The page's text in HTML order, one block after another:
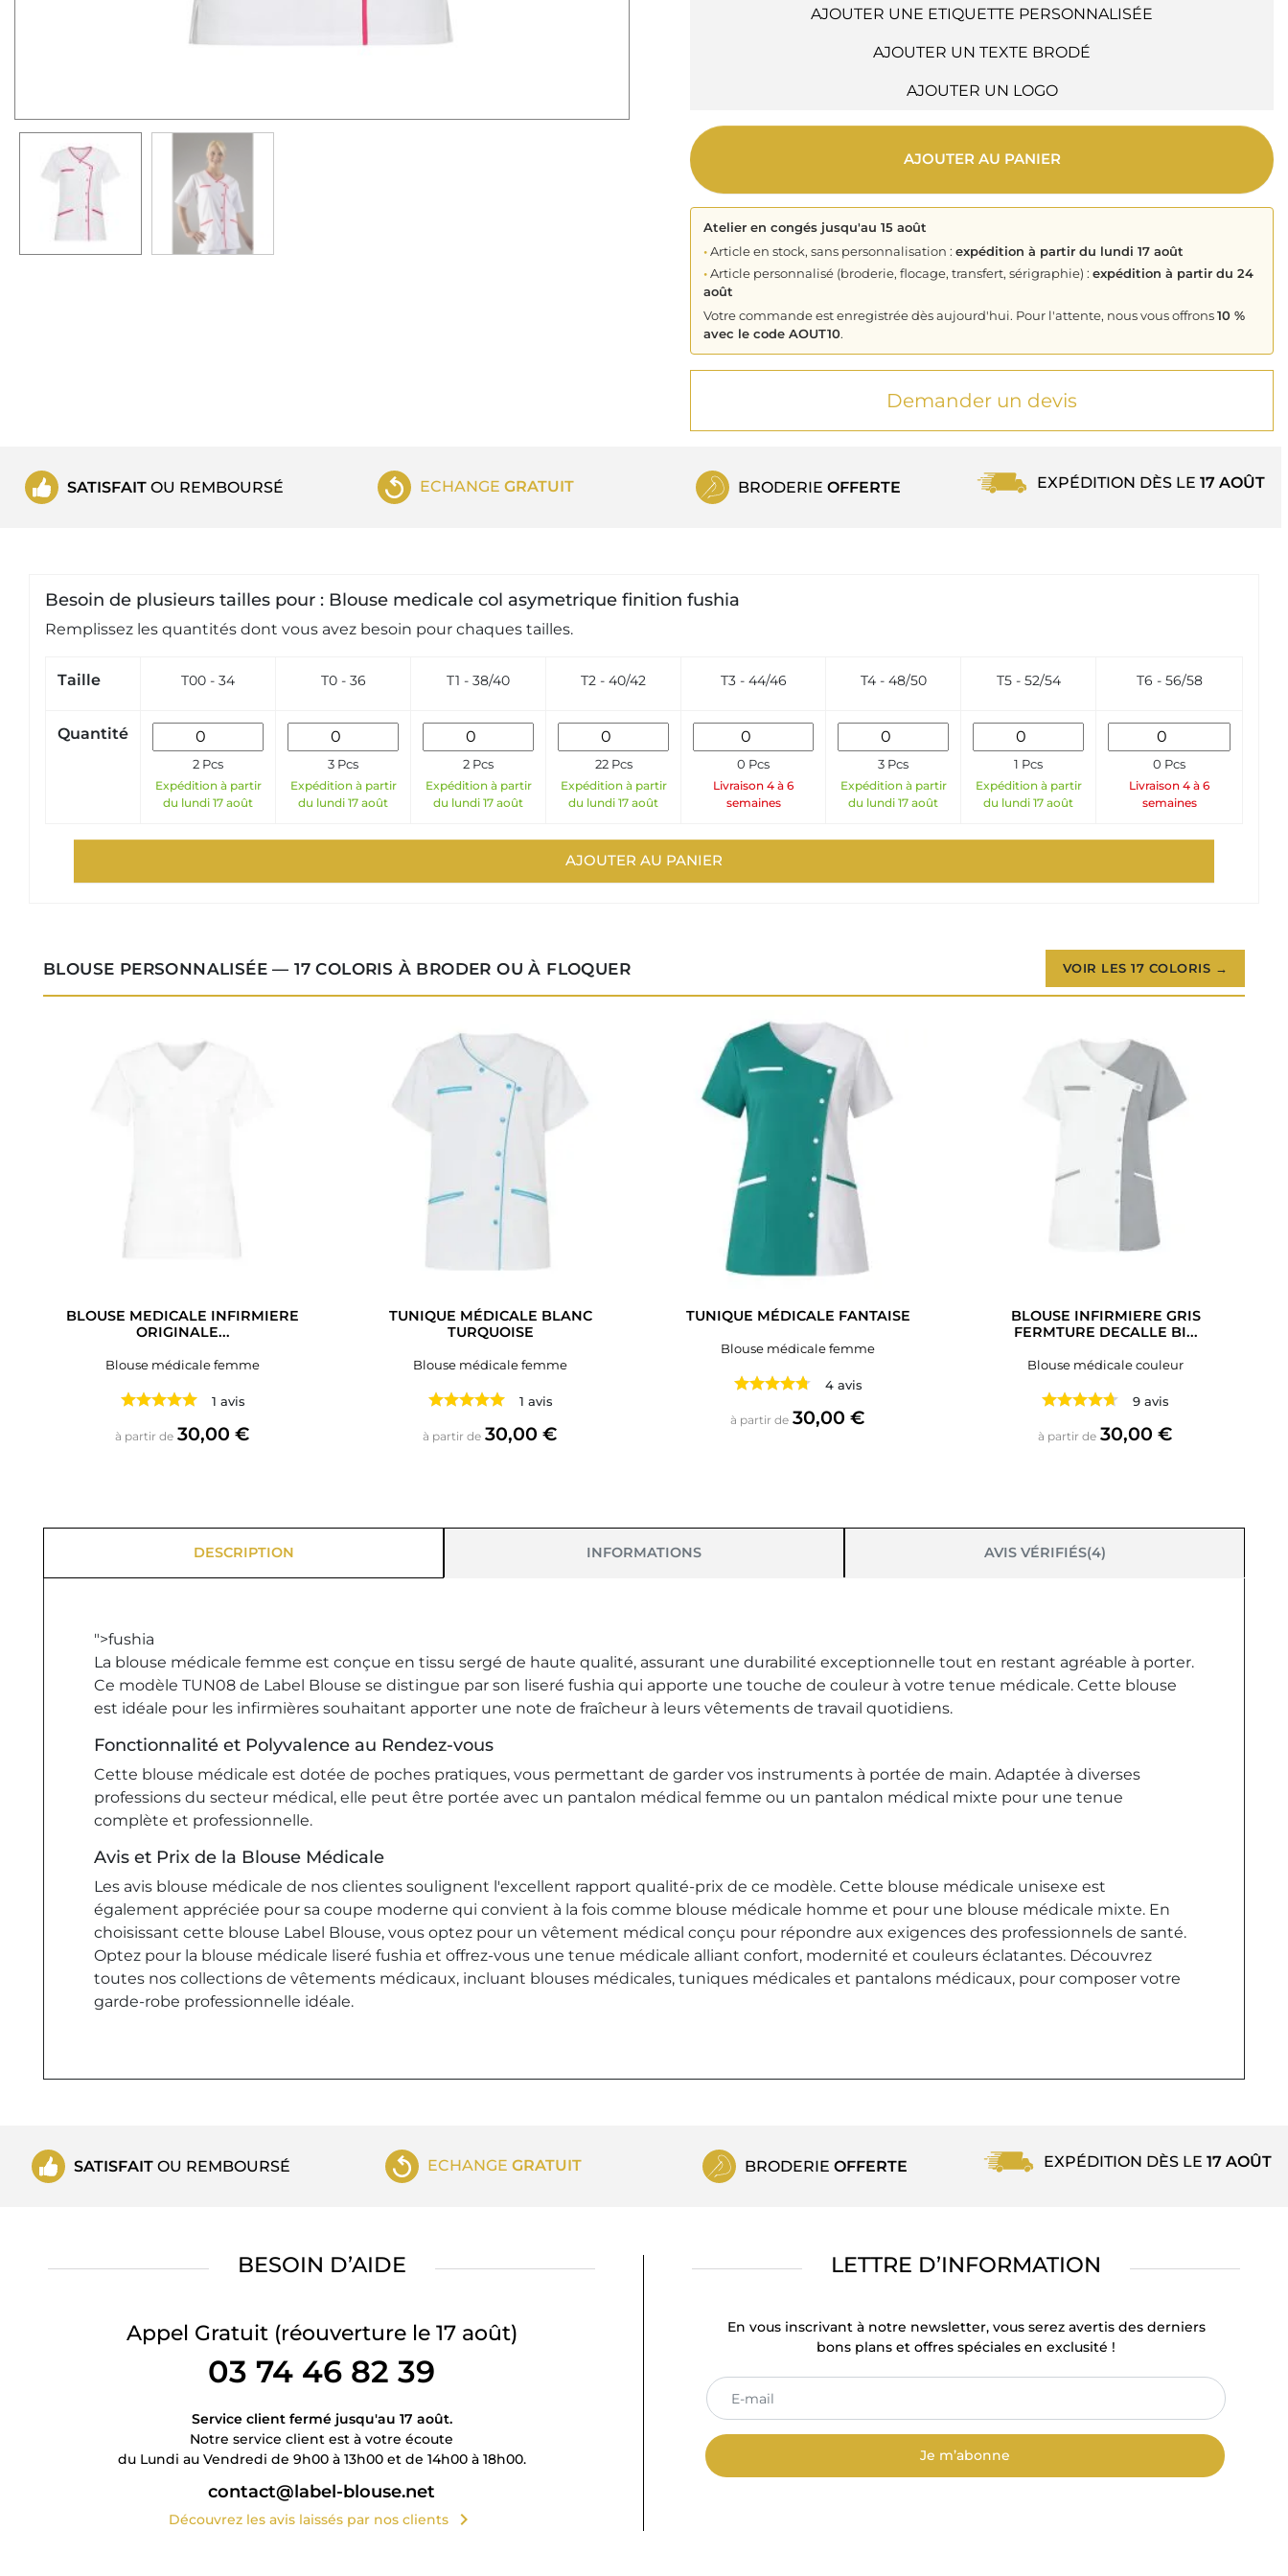
AJOUTER UNE ETIQUETTE PERSONNALISÉE
AJOUTER UN TEXTE BRODÉ
AJOUTER UN LOGO
AJOUTER AU PANIER
Atelier en congés jusqu'au 15 août
•Article en stock, sans personnalisation : expédition à partir du lundi 17 août
•Article personnalisé (broderie, flocage, transfert, sérigraphie) : expédition à partir du 24
août
Votre commande est enregistrée dès aujourd'hui. Pour l'attente, nous vous offrons10 %
avec le code AOUT10.
Demander un devis
SATISFAITOU REMBOURSÉ ECHANGEGRATUIT BRODERIE OFFERTE EXPÉDITION DÈS LE 17 AOÛT
Besoin de plusieurs tailles pour : Blouse medicale col asymetrique finition fushia
Remplissez les quantités dont vous avez besoin pour chaques tailles.
Taille T00 - 34 T0 - 36 T1 - 38/40 T2 - 40/42 T3 - 44/46 T4 - 48/50 T5 - 52/54 T6 - 56/58
Quantité
2 Pcs
Expédition à partir
du lundi 17 août
3 Pcs
Expédition à partir
du lundi 17 août
2 Pcs
Expédition à partir
du lundi 17 août
22 Pcs
Expédition à partir
du lundi 17 août
0 Pcs
Livraison 4 à 6
semaines
3 Pcs
Expédition à partir
du lundi 17 août
1 Pcs
Expédition à partir
du lundi 17 août
0 Pcs
Livraison 4 à 6
semaines
AJOUTER AU PANIER
BLOUSE PERSONNALISÉE — 17 COLORIS À BRODER OU À FLOQUER VOIR LES 17 COLORIS →
BLOUSE MEDICALE INFIRMIERE
ORIGINALE...
Blouse médicale femme
1 avis
à partir de Prix
30,00 €
TUNIQUE MÉDICALE BLANC
TURQUOISE
Blouse médicale femme
1 avis
à partir de Prix
30,00 €
TUNIQUE MÉDICALE FANTAISE
Blouse médicale femme
4 avis
à partir de Prix
30,00 €
BLOUSE INFIRMIERE GRIS
FERMTURE DECALLE BI...
Blouse médicale couleur
9 avis
à partir de Prix
30,00 €
DESCRIPTION INFORMATIONS AVIS VÉRIFIÉS(4)
">fushia
La blouse médicale femme est conçue en tissu sergé de haute qualité, assurant une durabilité exceptionnelle tout en restant agréable à porter.
Ce modèle TUN08 de Label Blouse se distingue par son liseré fushia qui apporte une touche de couleur à votre tenue médicale. Cette blouse
est idéale pour les infirmières souhaitant apporter une note de fraîcheur à leurs vêtements de travail quotidiens.
Fonctionnalité et Polyvalence au Rendez-vous
Cette blouse médicale est dotée de poches pratiques, vous permettant de garder vos instruments à portée de main. Adaptée à diverses
professions du secteur médical, elle peut être portée avec un pantalon médical femme ou un pantalon médical mixte pour une tenue
complète et professionnelle.
Avis et Prix de la Blouse Médicale
Les avis blouse médicale de nos clientes soulignent l'excellent rapport qualité-prix de ce modèle. Cette blouse médicale unisexe est
également appréciée pour sa coupe moderne qui convient à la fois comme blouse médicale homme et pour une blouse médicale mixte. En
choisissant cette blouse Label Blouse, vous optez pour un vêtement médical conçu pour répondre aux exigences des professionnels de santé.
Optez pour la blouse médicale liseré fushia et offrez-vous une tenue médicale alliant confort, modernité et couleurs éclatantes. Découvrez
toutes nos collections de vêtements médicaux, incluant blouses médicales, tuniques médicales et pantalons médicaux, pour composer votre
garde-robe professionnelle idéale.
SATISFAIT OU REMBOURSÉ ECHANGE GRATUIT BRODERIE OFFERTE EXPÉDITION DÈS LE 17 AOÛT
BESOIN D’AIDE
Appel Gratuit (réouverture le 17 août)
03 74 46 82 39
Service client fermé jusqu'au 17 août.
Notre service client est à votre écoute
du Lundi au Vendredi de 9h00 à 13h00 et de 14h00 à 18h00.
contact@label-blouse.net
Découvrez les avis laissés par nos clients chevron_right
LETTRE D’INFORMATION
En vous inscrivant à notre newsletter, vous serez avertis des derniers
bons plans et offres spéciales en exclusité !
Je m’abonne